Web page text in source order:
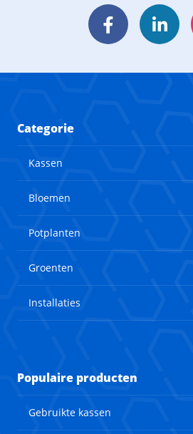
Facebook
Categorie
Kassen
Bloemen
Potplanten
Groenten
Installaties
Populaire producten
Gebruikte kassen